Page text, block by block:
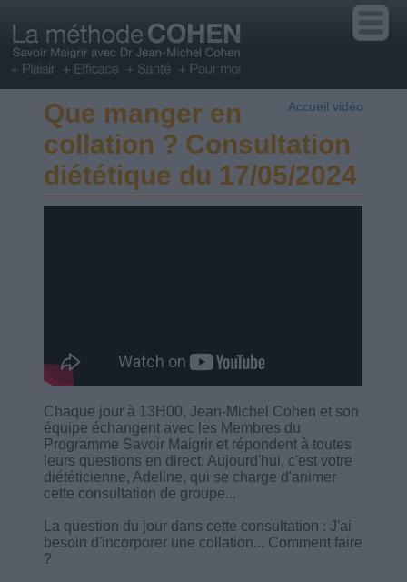
Accueil vidéo
Que manger en
collation ? Consultation
diététique du 17/05/2024
Chaque jour à 13H00, Jean-Michel Cohen et son
équipe échangent avec les Membres du
Programme Savoir Maigrir et répondent à toutes
leurs questions en direct. Aujourd'hui, c'est votre
diététicienne, Adeline, qui se charge d'animer
cette consultation de groupe...
La question du jour dans cette consultation : J'ai
besoin d'incorporer une collation... Comment faire
?